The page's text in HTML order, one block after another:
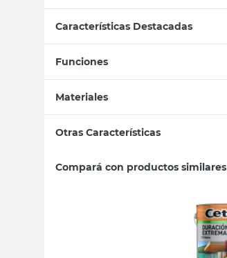
Características Destacadas
Funciones
Materiales
Otras Características
Compará con productos similares